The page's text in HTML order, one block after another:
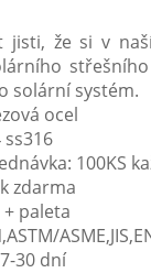
jisti, že si v
solární systém.
ocel
ss316
100KS
zdarma
paleta
30 dní